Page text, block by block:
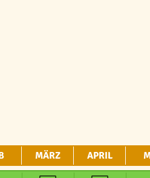
MÄRZ APRIL